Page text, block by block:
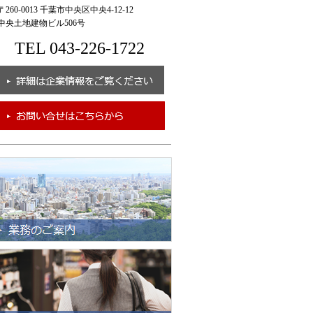
0013 千葉市中央区中央4-12-12
土地建物ビル506号
TEL 043-226-1722